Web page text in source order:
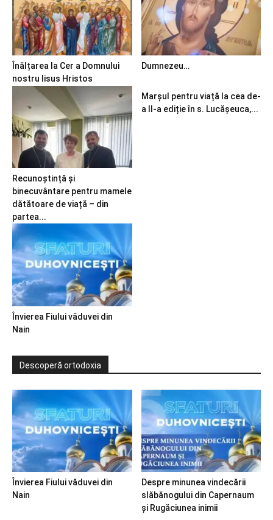
Înălțarea la Cer a Domnului
nostru Iisus Hristos
Dumnezeu…
Recunoștință și
binecuvântare pentru mamele
dătătoare de viață – din
partea...
Marșul pentru viață la cea de-
a II-a ediție în s. Lucășeuca,...
Învierea Fiului văduvei din
Nain
Descoperă ortodoxia
Învierea Fiului văduvei din
Nain
Despre minunea vindecării
slăbănogului din Capernaum
și Rugăciunea inimii